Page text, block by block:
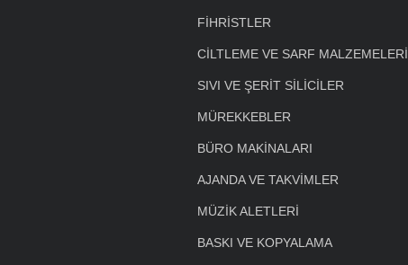
FİHRİSTLER
CİLTLEME VE SARF MALZEMELERİ
SIVI VE ŞERİT SİLİCİLER
MÜREKKEBLER
BÜRO MAKİNALARI
AJANDA VE TAKVİMLER
MÜZİK ALETLERİ
BASKI VE KOPYALAMA